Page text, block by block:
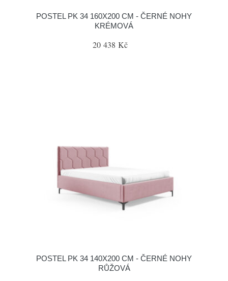
POSTEL PK 34 160X200 CM - ČERNÉ NOHY
KRÉMOVÁ
20 438 Kč
POSTEL PK 34 140X200 CM - ČERNÉ NOHY
RŮŽOVÁ